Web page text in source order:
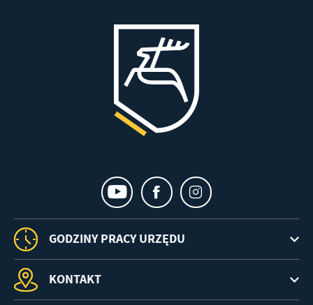
GODZINY PRACY URZĘDU
KONTAKT